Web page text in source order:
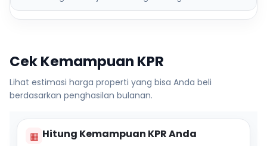
Cek Kemampuan KPR
Lihat estimasi harga properti yang bisa Anda beli
berdasarkan penghasilan bulanan.
▦ Hitung Kemampuan KPR Anda